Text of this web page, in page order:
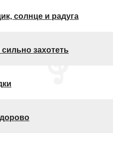
солнце и радуга
сильно захотеть